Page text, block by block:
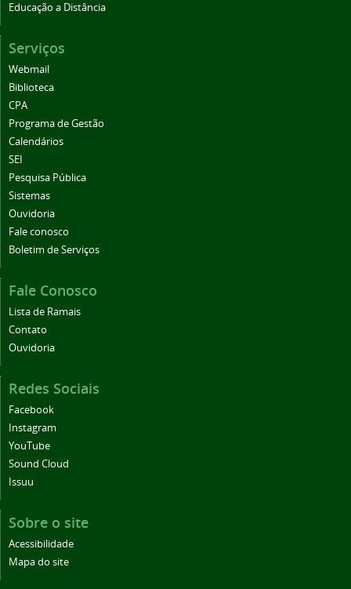
Educação a Distância
Serviços
Webmail
Biblioteca
CPA
Programa de Gestão
Calendários
SEI
Pesquisa Pública
Sistemas
Ouvidoria
Fale conosco
Boletim de Serviços
Fale Conosco
Lista de Ramais
Contato
Ouvidoria
Redes Sociais
Facebook
Instagram
YouTube
Sound Cloud
Issuu
Sobre o site
Acessibilidade
Mapa do site